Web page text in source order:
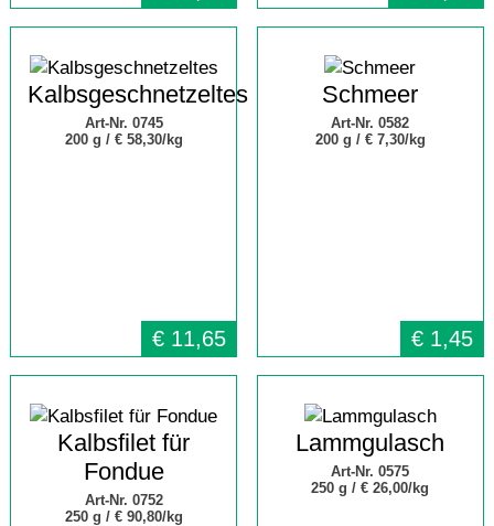
Kalbsgeschnetzeltes
Art-Nr. 0745
200 g / € 58,30/kg
€ 11,65
Schmeer
Art-Nr. 0582
200 g / € 7,30/kg
€ 1,45
Kalbsfilet für
Fondue
Art-Nr. 0752
250 g / € 90,80/kg
Lammgulasch
Art-Nr. 0575
250 g /€ 26,00/kg